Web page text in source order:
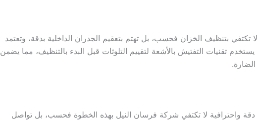
تكتفي بتنظيف الخزان فحسب، بل تهتم بتعقيم الجدران الداخلية بدقة، وتعتمد
تقنيات التفتيش بالأشعة لتقييم التلوثات قبل البدء بالتنظيف، مما يضمن
دقة واحترافية لا تكتفي شركة فرسان النيل بهذه الخطوة فحسب، بل تواصل